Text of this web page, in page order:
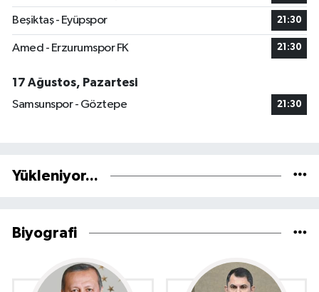
Beşiktaş - Eyüpspor 21:30
Amed - Erzurumspor FK 21:30
17 Ağustos, Pazartesi
Samsunspor - Göztepe
21:30
Yükleniyor...
Biyografi